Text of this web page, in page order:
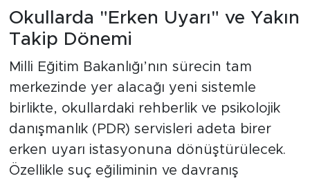
Okullarda "Erken Uyarı" ve Yakın
Takip Dönemi
Milli Eğitim Bakanlığı’nın sürecin tam
merkezinde yer alacağı yeni sistemle
birlikte, okullardaki rehberlik ve psikolojik
danışmanlık (PDR) servisleri adeta birer
erken uyarı istasyonuna dönüştürülecek.
Özellikle suç eğiliminin ve davranış